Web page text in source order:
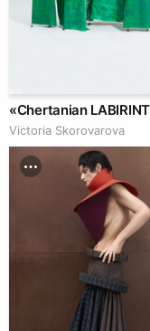
«Chertanian
Victoria Skorovarova